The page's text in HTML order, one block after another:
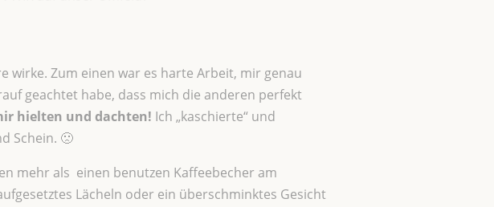
wirke. Zum einen war es harte Arbeit, mir genau
geachtet habe, dass mich die anderen perfekt
hielten und dachten! Ich „kaschierte“ und
Schein. 🙁
mehr als einen benutzen Kaffeebecher am
Lächeln oder ein überschminktes Gesicht